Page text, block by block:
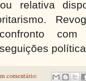
relativa
comentário: